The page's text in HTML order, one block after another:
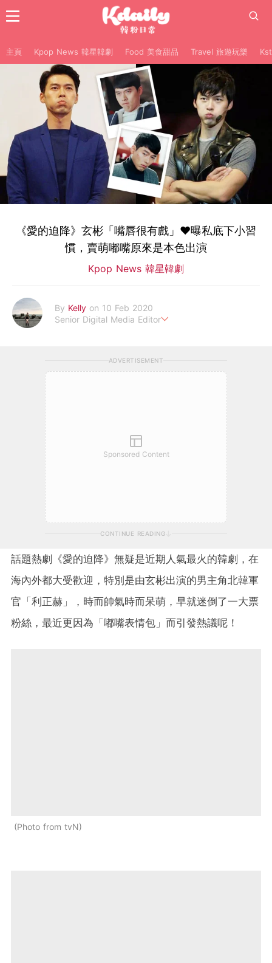
主頁 Kpop News 韓星韓劇 Food 美食甜品 Travel 旅遊玩樂
《愛的迫降》玄彬「嘴唇很有戲」♥曝私底下小習
慣，賣萌嘟嘴原來是本色出演
Kpop News 韓星韓劇
By Kelly on 10 Feb 2020
Senior Digital Media Editor
ADVERTISEMENT
Sponsored Content
CONTINUE READING
話題熱劇《愛的迫降》無疑是近期人氣最火的韓劇，在
海內外都大受歡迎，特別是由玄彬出演的男主角北韓軍
官「利正赫」，時而帥氣時而呆萌，早就迷倒了一大票
粉絲，最近更因為「嘟嘴表情包」而引發熱議呢！
Photo from tvN